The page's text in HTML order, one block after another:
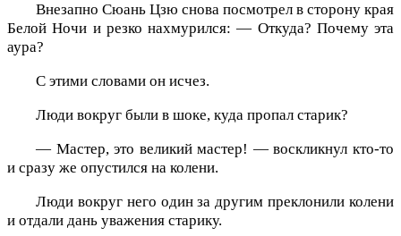
Внезапно Сюань Цзю снова посмотрел в сторону края
Белой Ночи и резко нахмурился: — Откуда? Почему эта
аура?
С этими словами он исчез.
Люди вокруг были в шоке, куда пропал старик?
— Мастер, это великий мастер! — воскликнул кто-то
и сразу же опустился на колени.
Люди вокруг него один за другим преклонили колени
и отдали дань уважения старику.